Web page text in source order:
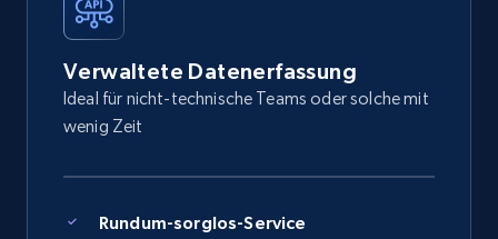
Verwaltete Datenerfassung
Ideal für nicht-technische Teams oder solche mit
wenig Zeit
Rundum-sorglos-Service